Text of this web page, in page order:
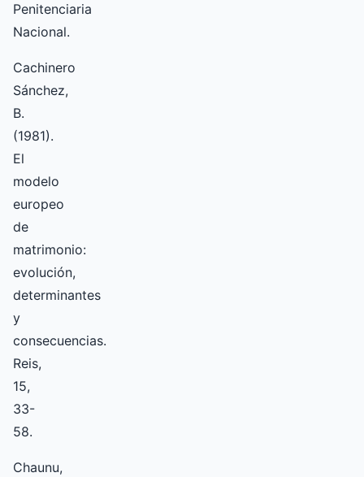
Penitenciaria
Nacional.
Cachinero
Sánchez,
B.
(1981).
El
modelo
europeo
de
matrimonio:
evolución,
determinantes
y
consecuencias.
Reis,
15,
33-
58.
Chaunu,